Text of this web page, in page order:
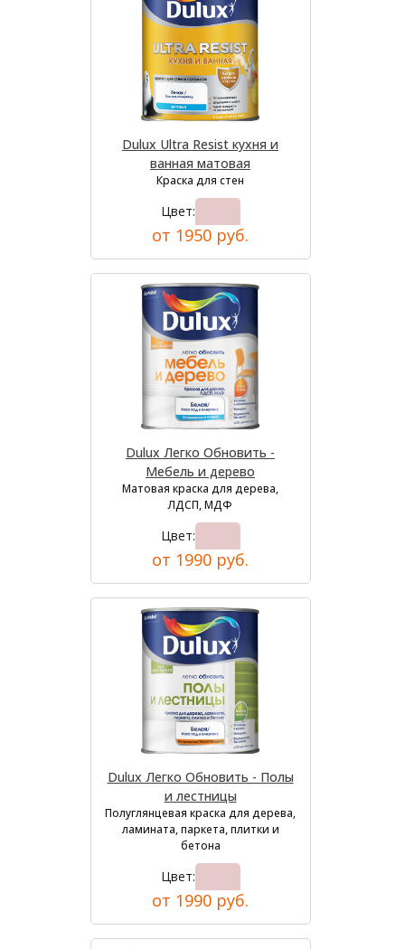
Dulux Ultra Resist кухня и
ванная матовая
Краска для стен
Цвет:
от 1950 руб.
Dulux Легко Обновить -
Мебель и дерево
Матовая краска для дерева,
ЛДСП, МДФ
Цвет:
от 1990 руб.
Dulux Легко Обновить - Полы
и лестницы
Полуглянцевая краска для дерева,
ламината, паркета, плитки и
бетона
Цвет:
от 1990 руб.